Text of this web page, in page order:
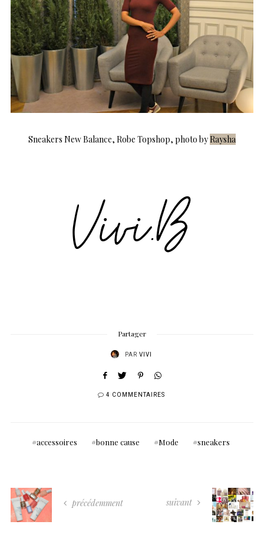
Sneakers New Balance, Robe Topshop, photo byRaysha
Partager
PAR VIVI
4 COMMENTAIRES
accessoires bonne cause Mode sneakers
précédemment suivant